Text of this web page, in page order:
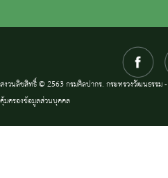
สงวนลิขสิทธิ์ © 2563 กรมศิลปากร. กระทรวงวัฒนธรรม -
คุ้มครองข้อมูลส่วนบุคคล